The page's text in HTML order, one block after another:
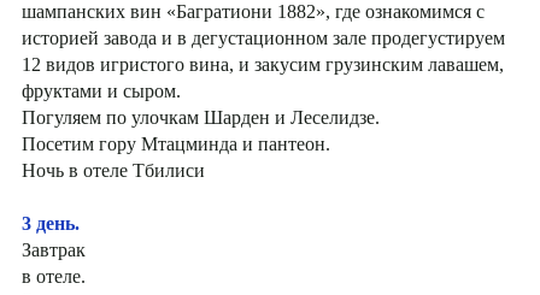
шампанских вин «Багратиони 1882», где ознакомимся с
историей завода и в дегустационном зале продегустируем
12 видов игристого вина, и закусим грузинским лавашем,
фруктами и сыром.
Погуляем по улочкам Шарден и Леселидзе.
Посетим гору Мтацминда и пантеон.
Ночь в отеле Тбилиси
3 день.
Завтрак
в отеле.